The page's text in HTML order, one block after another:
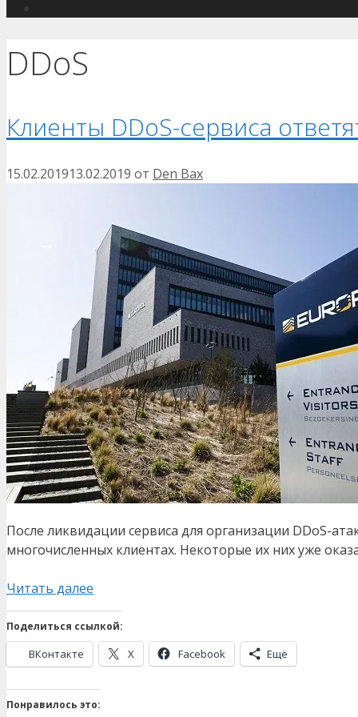
DDoS
Клиенты DDoS-сервиса
15.02.201913.02.2019 от Den Bax
После ликвидации сервиса для организации DDoS-
многочисленных клиентах. Некоторые их них уже
Читать далее
Поделиться ссылкой:
ВКонтакте X Facebook Ещё
Понравилось это: